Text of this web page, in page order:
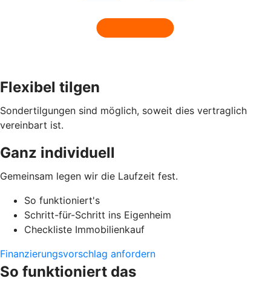
Flexibel tilgen
Sondertilgungen sind möglich, soweit dies vertraglich
vereinbart ist.
Ganz individuell
Gemeinsam legen wir die Laufzeit fest.
So funktioniert's
Schritt-für-Schritt ins Eigenheim
Checkliste Immobilienkauf
Finanzierungsvorschlag anfordern
So funktioniert das